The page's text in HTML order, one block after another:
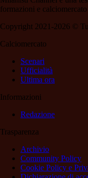
formazioni e
Copyright 2021-2026 ©
Calciomercato
Scenari
Ufficialità
Ultima ora
Informazioni
Redazione
Trasparenza
Archivio
Community Policy
Cookie Policy e